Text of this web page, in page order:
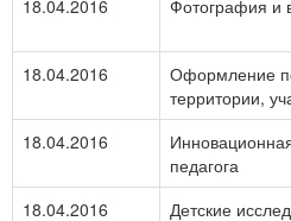
18.04.2016
Фотография и
18.04.2016
Оформление
территории,
18.04.2016
педагога
18.04.2016
Детские